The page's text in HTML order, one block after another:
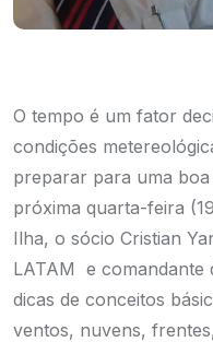
O tempo é um fator
condições
preparar para uma
próxima quarta-feira
Ilha, o sócio Cristian
LATAM e comandante
dicas de conceitos
ventos, nuvens,